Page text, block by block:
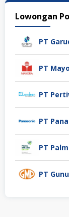
Lowongan
PT
PT
PT
PT
PT
PT